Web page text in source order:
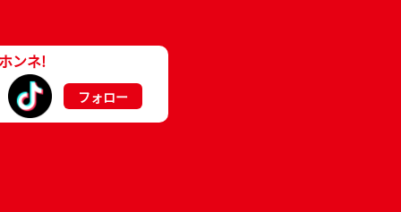
ンネ!
フォロー